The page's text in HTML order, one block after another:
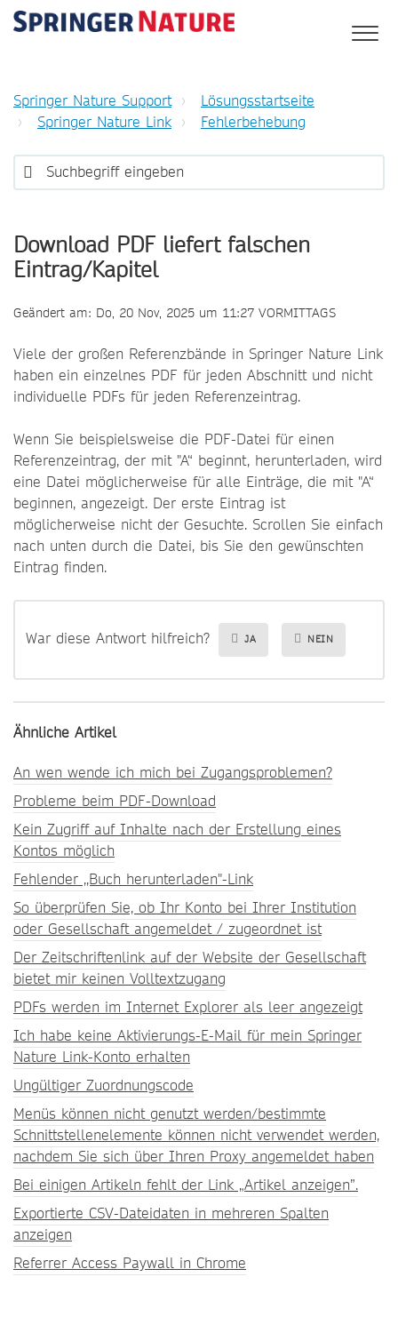
Springer Nature Support
Lösungsstartseite
Springer Nature Link
Fehlerbehebung
Download PDF liefert falschen
Eintrag/Kapitel
Geändert am: Do, 20 Nov, 2025 um 11:27 VORMITTAGS
Viele der großen Referenzbände in Springer Nature Link
haben ein einzelnes PDF für jeden Abschnitt und nicht
individuelle PDFs für jeden Referenzeintrag.
Wenn Sie beispielsweise die PDF-Datei für einen
Referenzeintrag, der mit "A“ beginnt, herunterladen, wird
eine Datei möglicherweise für alle Einträge, die mit "A“
beginnen, angezeigt. Der erste Eintrag ist
möglicherweise nicht der Gesuchte. Scrollen Sie einfach
nach unten durch die Datei, bis Sie den gewünschten
Eintrag finden.
War diese Antwort hilfreich? JA NEIN
Ähnliche Artikel
An wen wende ich mich bei Zugangsproblemen?
Probleme beim PDF-Download
Kein Zugriff auf Inhalte nach der Erstellung eines
Kontos möglich
Fehlender ,,Buch herunterladen"-Link
So überprüfen Sie, ob Ihr Konto bei Ihrer Institution
oder Gesellschaft angemeldet / zugeordnet ist
Der Zeitschriftenlink auf der Website der Gesellschaft
bietet mir keinen Volltextzugang
PDFs werden im Internet Explorer als leer angezeigt
Ich habe keine Aktivierungs-E-Mail für mein Springer
Nature Link-Konto erhalten
Ungültiger Zuordnungscode
Menüs können nicht genutzt werden/bestimmte
Schnittstellenelemente können nicht verwendet werden,
nachdem Sie sich über Ihren Proxy angemeldet haben
Bei einigen Artikeln fehlt der Link „Artikel anzeigen”.
Exportierte CSV-Dateidaten in mehreren Spalten
anzeigen
Referrer Access Paywall in Chrome